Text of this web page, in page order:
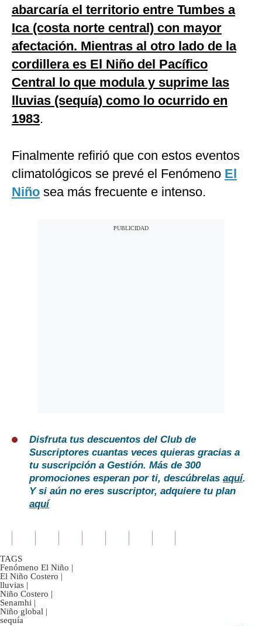
abarcaría el territorio entre Tumbes a
Ica (costa norte central) con mayor
afectación. Mientras al otro lado de la
cordillera es El Niño del Pacífico
Central lo que modula y suprime las
lluvias (sequía) como lo ocurrido en
1983.
Finalmente refirió que con estos eventos
climatológicos se prevé el Fenómeno El
Niño sea más frecuente e intenso.
Disfruta tus descuentos del Club de
Suscriptores cuantas veces quieras gracias a
tu suscripción a Gestión. Más de 300
promociones esperan por ti, descúbrelas aquí.
Y si aún no eres suscriptor, adquiere tu plan
aquí
TAGS
Fenómeno El Niño |
El Niño Costero |
lluvias |
Niño Costero |
Senamhi |
Niño global |
sequía